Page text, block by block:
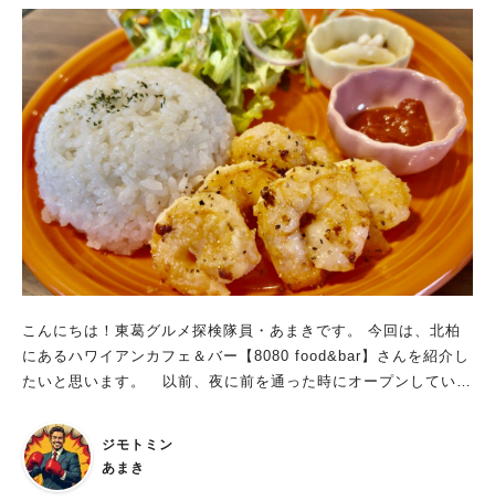
麦。 くるみの風味、コクがプラスされて麺つゆの味にまろやか
さが加わる上、 それを浸けて食べる蕎麦の風味が一層引き立て
られます。 玉川さんで蕎麦をいただくなら、まずはこちらを体
験してみることを強くオススメします。 日本酒の種類の多さは
蕎麦屋さんならでは！ 玉川さんはアルコールメニューも充実し
ていますが、 やはりお蕎麦屋さんだけに日本酒のメニューが充
実しています。 さらに飲み比べセットも選ぶことができるの
で、 美味しい肴をアテに思う存分日本酒を楽しむことができま
す。 挽きたて、打ちたて、茹でたての蕎麦はもちろん、 質に
とてもこだわられている珠玉のおつまみたちを揃えておられる玉
川さん。 北柏でお蕎麦を食べたい、蕎麦屋飲みをしたいなら、
間違いなく玉川さん一択です。
eまつばRさんの最大の特徴は、「曜日によって担当シェフが変
わり、メニューも変わる」こと。 そのため、曜日によって全然
違う料理を楽しむことができます。 ※最新月のメニューはホー
ムページにて確認することができます。 「お楽しみ膳」は特に
レアメニュー！ 今回お邪魔したのは第3水曜日。 前々からこの
「お楽しみ膳」が気になっていたので、ついに対面することがで
きました。 お楽しみ膳は毎月第1、第3水曜日のみ担当のシェフ
が提供してくださっているメニューなので、超レアです。 ホー
ムページで見たインパクト以上に、実物を見ると超豪華。 品数
がとても多くてビックリで、まるで高級料亭でランチをいただい
ているような気分です。 この日の付け合わせはお吸い物。 三
つ葉がたっぷり入っており、爽やかな風味がとても美味しいお吸
ます。 きゅうりや大根の漬物に始まり、 大きな焼売が最前列
に並びます。 その脇にはメインのまん丸コロッケが鎮座してい
ます。 さすがメインの品、サクサクの衣、ホクホクのジャガイ
のカボチャの煮つけや、 カレー風味で面白い味のキャロットラ
ペ。 挽肉餡かけがかかっており、お洒落な器に盛られている茶
わん蒸しなどが並んでいます。 余りに品数が多く全部は紹介で
こんにちは！東葛グルメ探検隊員・あまきです。 今回は、北柏
にあるハワイアンカフェ＆バー【8080 food&bar】さんを紹介し
たいと思います。 以前、夜に前を通った時にオープンしている
たのはつい最近。 夜に男一人でハワイアンバーに入るのはなん
となく気後れしていましたが、 昼ならそこまで違和感ないかな
と思い、今回お邪魔してみました。 8080 food＆bar：ハワイ
ジモトミン
あまき